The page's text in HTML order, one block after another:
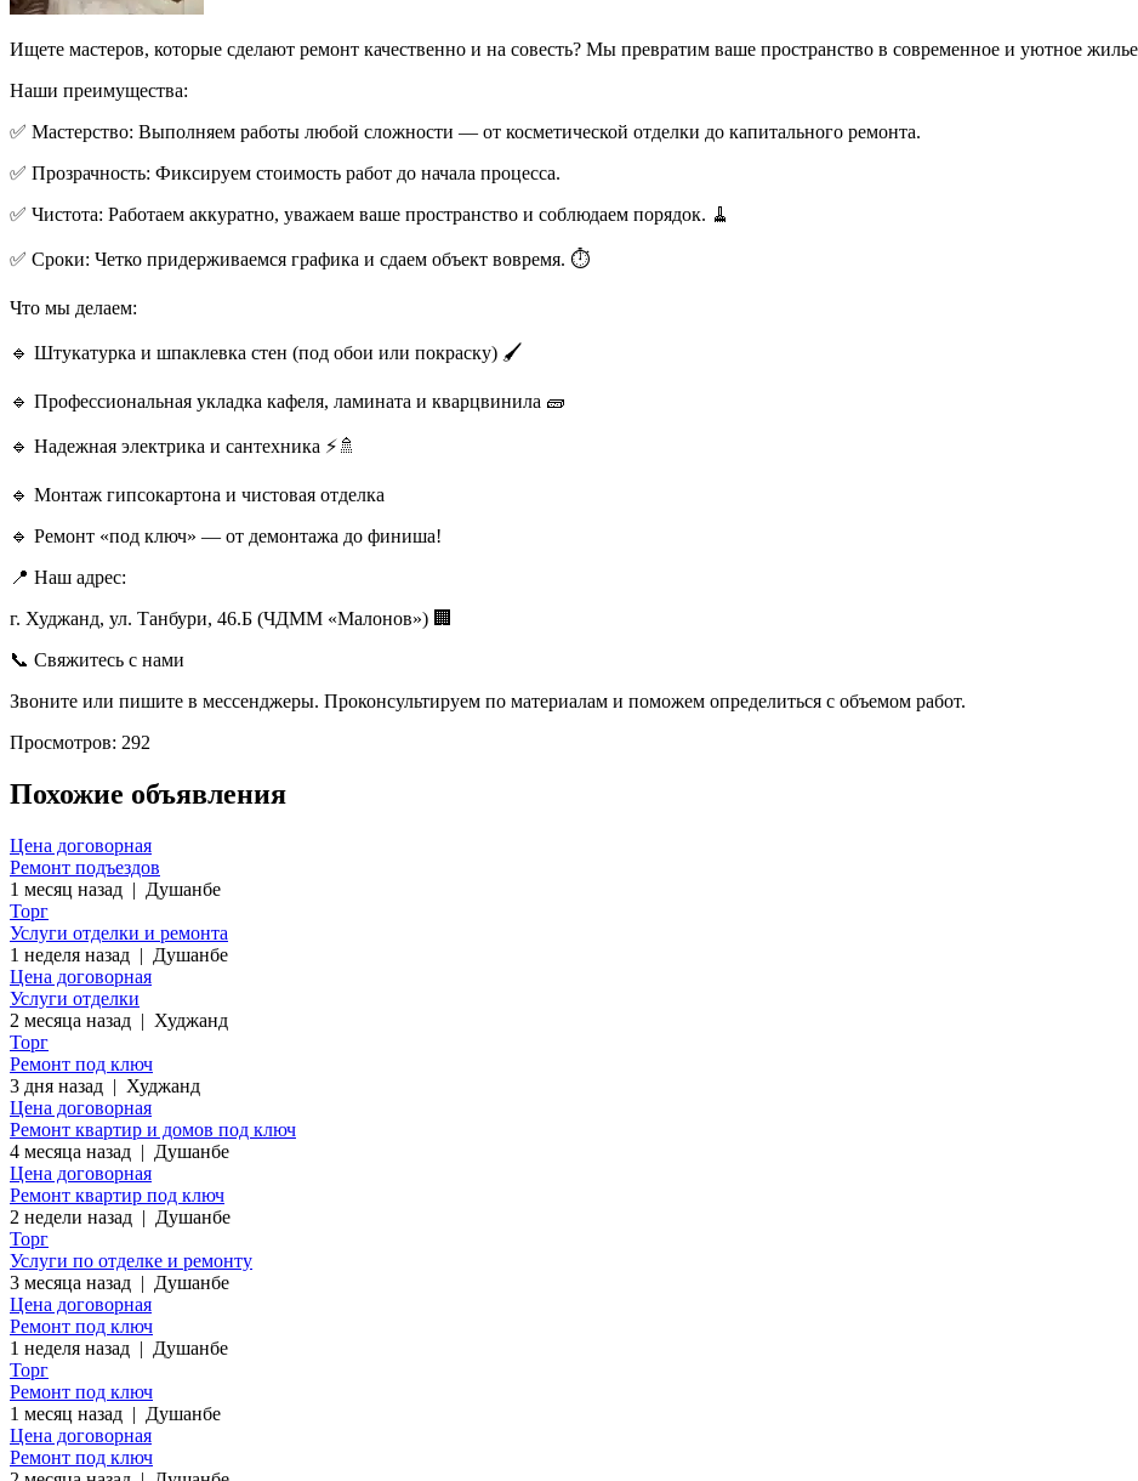
Ищете мастеров, которые сделают ремонт качественно и на совесть? Мы превратим ваше пространство в современное и уютное
Наши преимущества:
✅ Мастерство: Выполняем работы любой сложности — от косметической отделки до капитального ремонта.
✅ Прозрачность: Фиксируем стоимость работ до начала процесса.
✅ Чистота: Работаем аккуратно, уважаем ваше пространство и соблюдаем порядок. 🧹
✅ Сроки: Четко придерживаемся графика и сдаем объект вовремя. ⏱️
Что мы делаем:
🔹 Штукатурка и шпаклевка стен (под обои или покраску) 🖌️
🔹 Профессиональная укладка кафеля, ламината и кварцвинила 🧱
🔹 Надежная электрика и сантехника ⚡🚿
🔹 Монтаж гипсокартона и чистовая отделка
🔹 Ремонт «под ключ» — от демонтажа до финиша!
📍 Наш адрес:
г. Худжанд, ул. Танбури, 46.Б (ЧДММ «Малонов») 🏢
📞 Свяжитесь с нами
Звоните или пишите в мессенджеры. Проконсультируем по материалам и поможем определиться с объемом работ.
Просмотров: 292
Похожие объявления
Цена договорная
Ремонт подъездов
1 месяц назад | Душанбе
Торг
Услуги отделки и ремонта
1 неделя назад | Душанбе
Цена договорная
Услуги отделки
2 месяца назад | Худжанд
Торг
Ремонт под ключ
3 дня назад | Худжанд
Цена договорная
Ремонт квартир и домов под ключ
4 месяца назад | Душанбе
Цена договорная
Ремонт квартир под ключ
2 недели назад | Душанбе
Торг
Услуги по отделке и ремонту
3 месяца назад | Душанбе
Цена договорная
Ремонт под ключ
1 неделя назад | Душанбе
Торг
Ремонт под ключ
1 месяц назад | Душанбе
Цена договорная
Ремонт под ключ